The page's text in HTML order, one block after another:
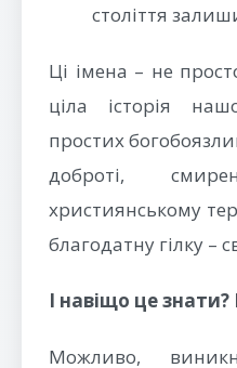
століття
Ці імена – не
ціла історія
простих
доброті,
християнському
благодатну гілку –
І навіщо це
Можливо,